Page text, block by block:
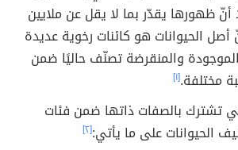
أنّ ظهورها يقدّر بما لا يقل عن ملايين
أصل الحيوانات هو كائنات رخوية عديدة
الموجودة والمنقرضة تصنّف حاليًا ضمن
[١]
تشترك بالصفات ذاتها ضمن فئات
الحيوانات على ما يأتي:[٢]